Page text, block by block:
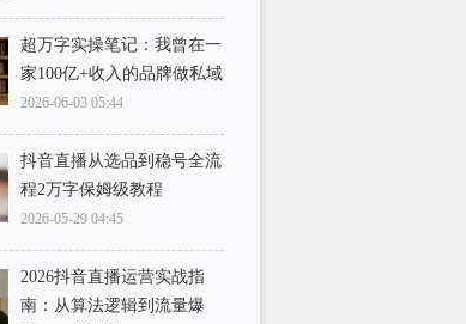
超万字实操笔记：我曾在一
家100亿+收入的品牌做私域
2026-06-03 05:44
抖音直播从选品到稳号全流
程2万字保姆级教程
2026-05-29 04:45
2026抖音直播运营实战指
南：从算法逻辑到流量爆